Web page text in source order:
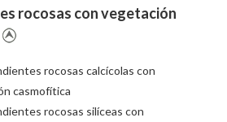
rocosas con vegetación
rocosas calcícolas con
casmofítica
rocosas silíceas con